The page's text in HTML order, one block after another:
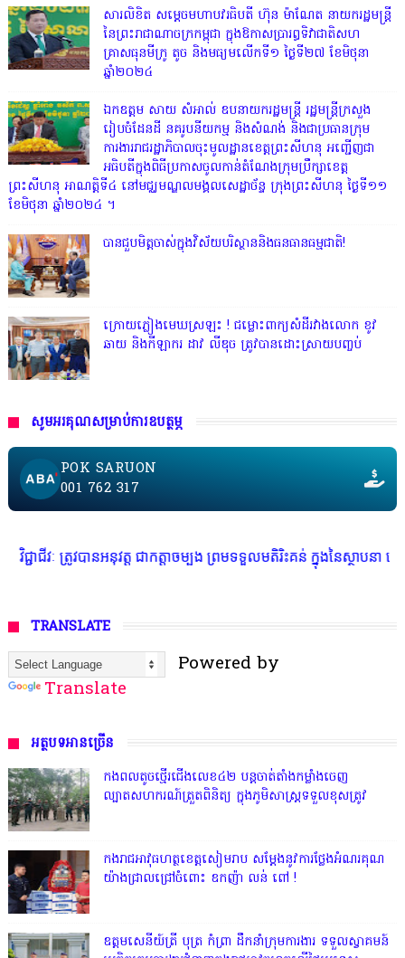
សារលិខិត សម្តេចមហាបវរធិបតី ហ៊ុន ម៉ាណែត នាយករដ្ឋមន្ត្រី
នៃព្រះរាជាណាចក្រកម្ពុជា ក្នុងឱកាសប្រារព្ធទិវាជាតិសហ
គ្រាសធុនមីក្រូ តូច និងមធ្យមលើកទី១ ថ្ងៃទី២៧ ខែមិថុនា
ឆ្នាំ២០២៤
ឯកឧត្តម សាយ សំអាល់ ឧបនាយករដ្ឋមន្ត្រី រដ្ឋមន្ត្រីក្រសួង
រៀបចំដែនដី នគរូបនីយកម្ម និងសំណង់ និងជាប្រធានក្រុម
ការងាររាជរដ្ឋាភិបាលចុះមូលដ្ឋានខេត្តព្រះសីហនុ អញ្ជើញជា
អធិបតីក្នុងពិធីប្រកាសចូលកាន់តំណែងក្រុមប្រឹក្សាខេត្ត
ព្រះសីហនុ អាណត្តិទី៤ នៅមជ្ឈមណ្ឌលមង្គលសេដ្ឋាច័ន្ទ ក្រុងព្រះសីហនុ ថ្ងៃទី១១
ខែមិថុនា ឆ្នាំ២០២៤ ។
បានជួបមិត្តចាស់ក្នុងវិស័យបរិស្ថាននិងធនធានធម្មជាតិ!
ក្រោយភ្លៀងមេឃស្រឡះ ! ជម្លោះពាក្យសំដីរវាងលោក ខូវ
ឆាយ និងកីឡាករ ដាវ លីឌុច ត្រូវបានដោះស្រាយបញ្ចប់
សូមអរគុណសម្រាប់ការឧបត្ថម្ភ
POK SARUON
001 762 317
នអនុវត្ត ជាកត្តាចម្បង ព្រមទទួលមតិរិះគន់ ក្នុងនៃស្ថាបនា គោរពច្បា
TRANSLATE
Powered by
Translate
អត្ថបទអានច្រើន
កងពលតូចថ្មើរជើងលេខ៤២ បន្តចាត់តាំងកម្លាំងចេញ
ល្បាតសហករណ៍ត្រួតពិនិត្យ ក្នុងភូមិសាស្រ្តទទួលខុសត្រូវ
កងរាជអាវុធហត្ថខេត្តសៀមរាប សម្តែងនូវការថ្លែងអំណរគុណ
យ៉ាងជ្រាលជ្រៅចំពោះ ឧកញ៉ា លន់ ពៅ !
ឧត្តមសេនីយ៍ត្រី បុត្រ កំព្រា ដឹកនាំក្រុមការងារ ទទួលស្វាគមន៍